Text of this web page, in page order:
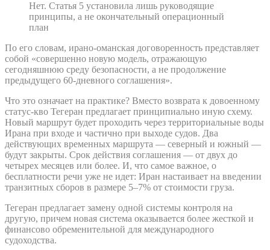
Нет. Статья 5 установила лишь руководящие
принципы, а не окончательный операционный
план
По его словам, ирано-оманская договоренность представляет
собой «совершенно новую модель, отражающую
сегодняшнюю среду безопасности, а не продолжение
предыдущего 60-дневного соглашения».
Что это означает на практике? Вместо возврата к довоенному
статус-кво Тегеран предлагает принципиально иную схему.
Новый маршрут будет проходить через территориальные воды
Ирана при входе и частично при выходе судов. Два
действующих временных маршрута — северный и южный —
будут закрыты. Срок действия соглашения — от двух до
четырех месяцев или более. И, что самое важное, о
бесплатности речи уже не идет: Иран настаивает на введении
транзитных сборов в размере 5–7% от стоимости груза.
Тегеран предлагает замену одной системы контроля на
другую, причем новая система оказывается более жесткой и
финансово обременительной для международного
судоходства.